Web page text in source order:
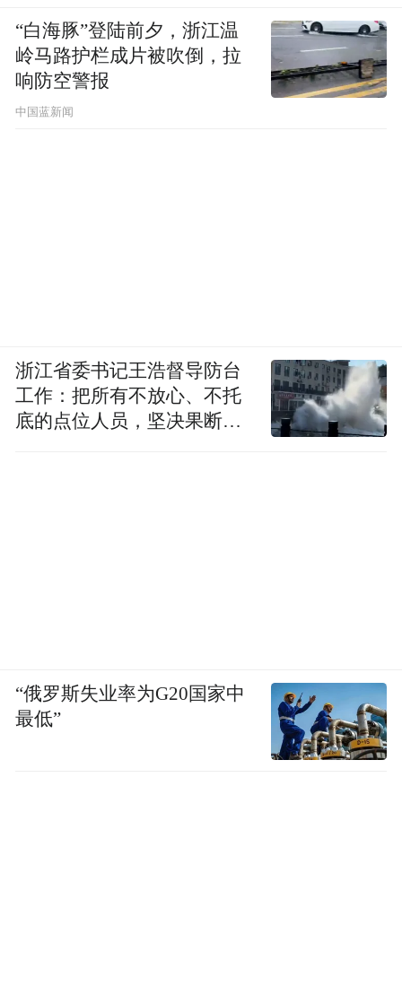
“白海豚”登陆前夕，浙江温
岭马路护栏成片被吹倒，拉
响防空警报
中国蓝新闻
浙江省委书记王浩督导防台
工作：把所有不放心、不托
底的点位人员，坚决果断转
“俄罗斯失业率为G20国家中
最低”